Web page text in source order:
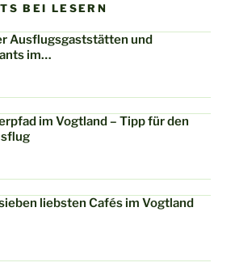
BEI LESERN
Ausflugsgaststätten und
im…
im Vogtland – Tipp für den
liebsten Cafés im Vogtland